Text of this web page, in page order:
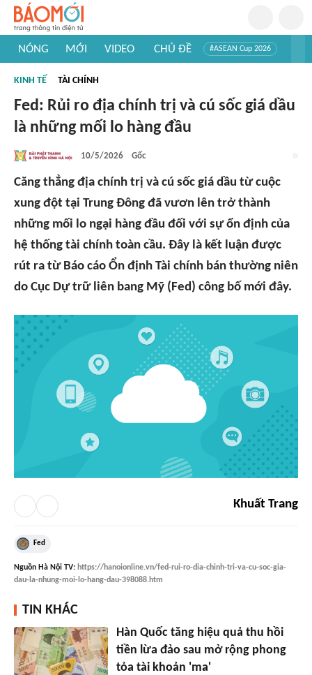
NÓNG MỚI VIDEO CHỦ ĐỀ #ASEAN Cup 2026
#Khám phá thế giới
KINH TẾ TÀI CHÍNH
Fed: Rủi ro địa chính trị và cú sốc giá dầu
là những mối lo hàng đầu
10/5/2026 Gốc
Căng thẳng địa chính trị và cú sốc giá dầu từ cuộc
xung đột tại Trung Đông đã vươn lên trở thành
những mối lo ngại hàng đầu đối với sự ổn định của
hệ thống tài chính toàn cầu. Đây là kết luận được
rút ra từ Báo cáo Ổn định Tài chính bán thường niên
do Cục Dự trữ liên bang Mỹ (Fed) công bố mới đây.
Khuất Trang
Fed
Nguồn Hà Nội TV: https://hanoionline.vn/fed-rui-ro-dia-chinh-tri-va-cu-soc-gia-
dau-la-nhung-moi-lo-hang-dau-398088.htm
TIN KHÁC
Hàn Quốc tăng hiệu quả thu hồi
tiền lừa đảo sau mở rộng phong
tỏa tài khoản 'ma'